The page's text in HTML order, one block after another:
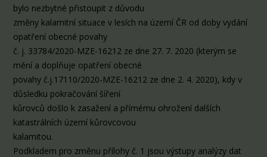
bylo nezbytné přistoupit z důvodu
změny kalamitní situace v lesích na území ČR od doby vydání
opatření obecné povahy
č. j. 33784/2020-MZE-16212 ze dne 27. 7. 2020 (kterým se
mění a doplňuje opatření obecné
povahy č.j.17110/2020-MZE-16212 ze dne 2. 4. 2020), kdy v
důsledku pokračování šíření
kůrovců došlo k zasažení a přímému ohrožení dalších
katastrálních území kůrovcovou
kalamitou.
Podkladem pro změnu přílohy č. 1 jsou výstupy analýzy dat